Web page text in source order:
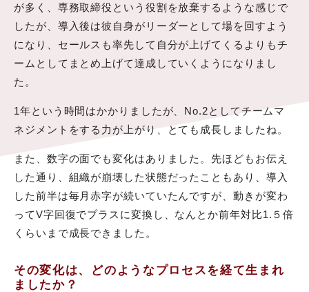
が多く、専務取締役という役割を放棄するような感じで
したが、導入後は彼自身がリーダーとして場を回すよう
になり、セールスも率先して自分が上げてくるよりもチ
ームとしてまとめ上げて達成していくようになりまし
た。
1年という時間はかかりましたが、No.2としてチームマ
ネジメントをする力が上がり、とても成長しましたね。
また、数字の面でも変化はありました。先ほどもお伝え
した通り、組織が崩壊した状態だったこともあり、導入
した前半は毎月赤字が続いていたんですが、動きが変わ
ってV字回復でプラスに変換し、なんとか前年対比1.５倍
くらいまで成長できました。
その変化は、どのようなプロセスを経て生まれ
ましたか？